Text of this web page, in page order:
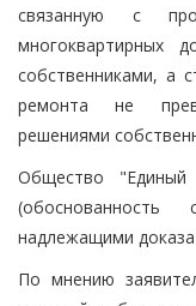
связанную с
многоквартирных
собственниками, а
ремонта не
решениями
Общество
(обоснованность
надлежащими
По мнению